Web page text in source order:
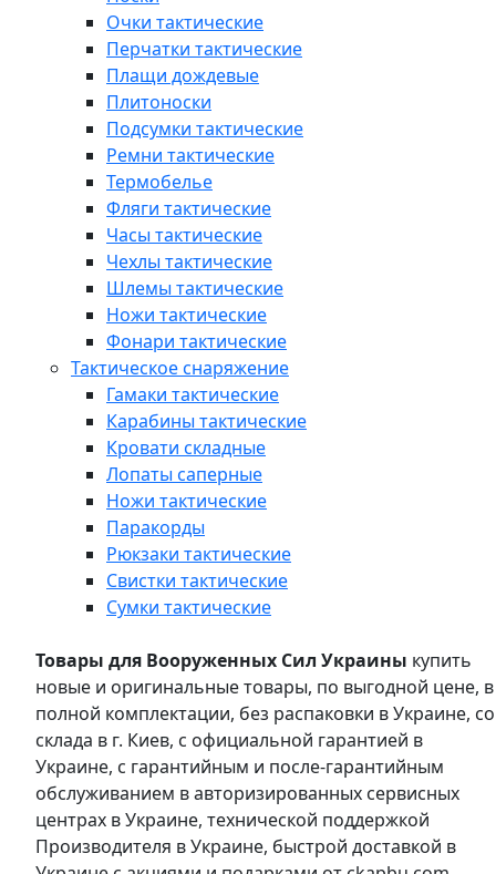
Очки тактические
Перчатки тактические
Плащи дождевые
Плитоноски
Подсумки тактические
Ремни тактические
Термобелье
Фляги тактические
Часы тактические
Чехлы тактические
Шлемы тактические
Ножи тактические
Фонари тактические
Тактическое снаряжение
Гамаки тактические
Карабины тактические
Кровати складные
Лопаты саперные
Ножи тактические
Паракорды
Рюкзаки тактические
Свистки тактические
Сумки тактические
Товары для Вооруженных Сил Украины купить
новые и оригинальные товары, по выгодной цене, в
полной комплектации, без распаковки в Украине, со
склада в г. Киев, с официальной гарантией в
Украине, с гарантийным и после-гарантийным
обслуживанием в авторизированных сервисных
центрах в Украине, технической поддержкой
Производителя в Украине, быстрой доставкой в